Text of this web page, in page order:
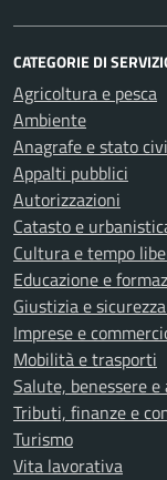
CATEGORIE DI
Agricoltura e pesca
Ambiente
Anagrafe e stato
Appalti pubblici
Autorizzazioni
Catasto e
Cultura e tempo
Educazione e
Giustizia e
Imprese e
Mobilità e trasporti
Salute, benessere e
Tributi, finanze e
Turismo
Vita lavorativa